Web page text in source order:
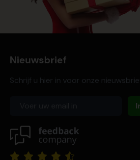
Nieuwsbrief
Schrijf u hier in voor onze